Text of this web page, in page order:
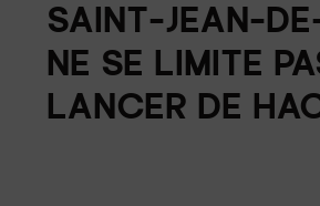
SAINT-JEAN-
NE SE LIMITE
LANCER DE